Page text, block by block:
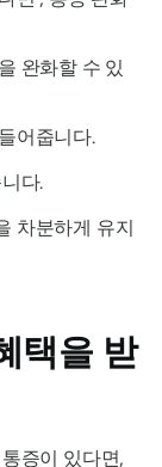
완화할 수 있
어줍니다.
다.
차분하게 유지
택을 받
증이 있다면,